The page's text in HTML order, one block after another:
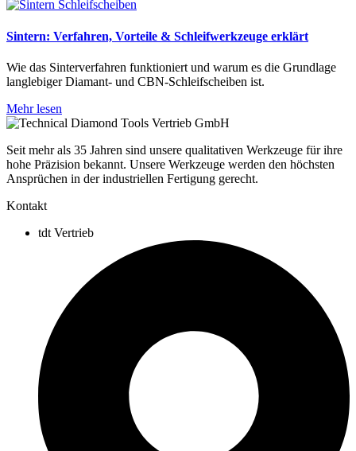
Sintern: Verfahren, Vorteile & Schleifwerkzeuge erklärt
Wie das Sinterverfahren funktioniert und warum es die Grundlage
langlebiger Diamant- und CBN-Schleifscheiben ist.
Mehr lesen
Seit mehr als 35 Jahren sind unsere qualitativen Werkzeuge für ihre
hohe Präzision bekannt. Unsere Werkzeuge werden den höchsten
Ansprüchen in der industriellen Fertigung gerecht.
Kontakt
tdt Vertrieb